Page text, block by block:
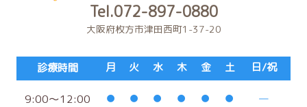
Tel.072-897-0880
大阪府枚方市津田西町1-37-20
診療時間 月 火 水 木 金 土 日/祝
9:00～12:00